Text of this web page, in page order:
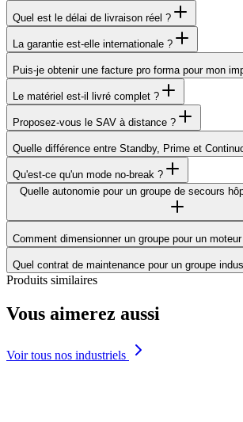
Quel est le délai de livraison réel ?
La garantie est-elle internationale ?
Puis-je obtenir une facture pro forma pour mon
Le matériel est-il livré complet ?
Proposez-vous le SAV à distance ?
Quelle différence entre Standby, Prime et
Qu'est-ce qu'un mode no-break ?
Quelle autonomie pour un groupe de secours
Comment dimensionner un groupe pour un
Quel contrat de maintenance pour un groupe
Produits similaires
Vous aimerez aussi
Voir tous nos industriels